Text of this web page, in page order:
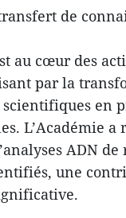
de
au cœur des
par la
scientifiques en
L’Académie a
ADN de
une